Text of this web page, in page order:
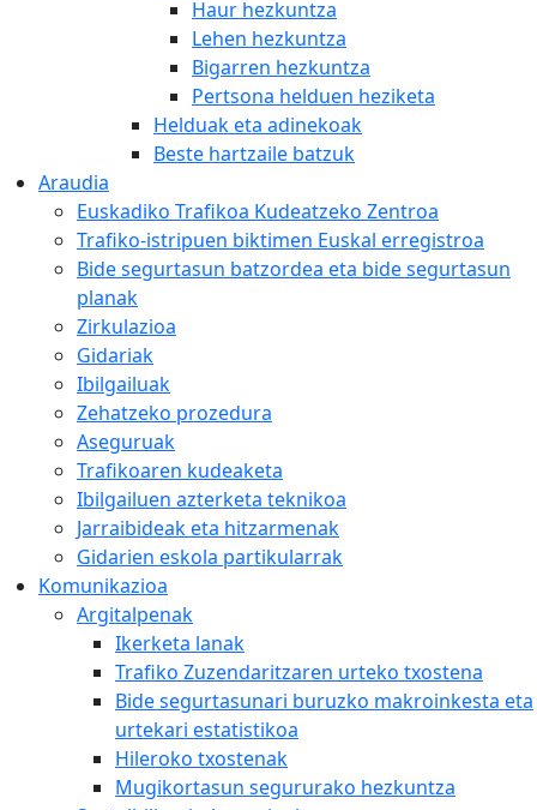
Haur hezkuntza
Lehen hezkuntza
Bigarren hezkuntza
Pertsona helduen heziketa
Helduak eta adinekoak
Beste hartzaile batzuk
Araudia
Euskadiko Trafikoa Kudeatzeko Zentroa
Trafiko-istripuen biktimen Euskal erregistroa
Bide segurtasun batzordea eta bide segurtasun
planak
Zirkulazioa
Gidariak
Ibilgailuak
Zehatzeko prozedura
Aseguruak
Trafikoaren kudeaketa
Ibilgailuen azterketa teknikoa
Jarraibideak eta hitzarmenak
Gidarien eskola partikularrak
Komunikazioa
Argitalpenak
Ikerketa lanak
Trafiko Zuzendaritzaren urteko txostena
Bide segurtasunari buruzko makroinkesta eta
urtekari estatistikoa
Hileroko txostenak
Mugikortasun segururako hezkuntza